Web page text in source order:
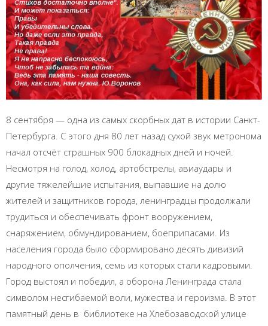
8 сентября — одна из самых скорбных дат в истории Санкт-
Петербурга. С этого дня 80 лет назад сухой звук метронома
начал отсчёт страшных 900 блокадных дней и ночей.
Несмотря на голод, холод, артобстрелы, авиаудары и
другие тяжелейшие испытания, выпавшие на долю
жителей и защитников города, ленинградцы продолжали
трудиться и обеспечивать фронт вооружением,
снаряжением, обмундированием, боеприпасами. Из
населения города было сформировано десять дивизий
народного ополчения, семь из которых стали кадровыми.
Город выстоял и победил, а оборона Ленинграда стала
символом несгибаемой воли, мужества и героизма. В этот
памятный день в библиотеке на Хлебозаводской улице